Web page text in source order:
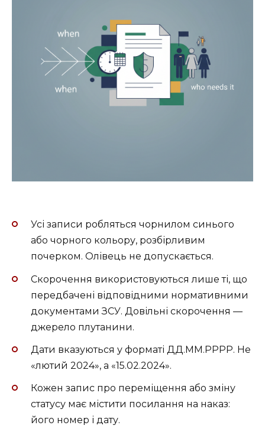
Усі записи робляться чорнилом синього
або чорного кольору, розбірливим
почерком. Олівець не допускається.
Скорочення використовуються лише ті, що
передбачені відповідними нормативними
документами ЗСУ. Довільні скорочення —
джерело плутанини.
Дати вказуються у форматі ДД.ММ.РРРР. Не
«лютий 2024», а «15.02.2024».
Кожен запис про переміщення або зміну
статусу має містити посилання на наказ:
його номер і дату.